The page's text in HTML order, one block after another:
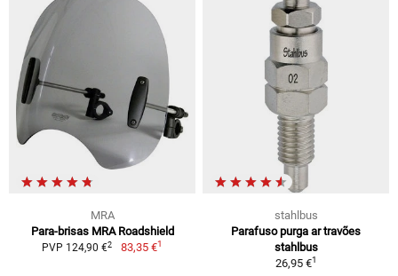
MRA
Para-brisas MRA Roadshield
PVP 124,90 €2 83,35 €1
stahlbus
Parafuso purga ar travões
stahlbus
26,95 €1